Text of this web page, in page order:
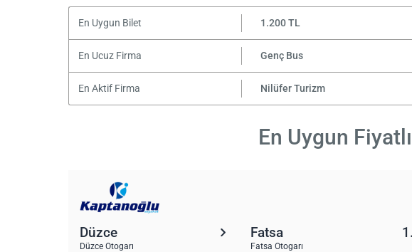
En Uygun Bilet 1.200 TL
En Ucuz Firma Genç Bus
En Aktif Firma Nilüfer Turizm
En Uygun
Düzce
Düzce Otogarı
Fatsa
Fatsa Otogarı